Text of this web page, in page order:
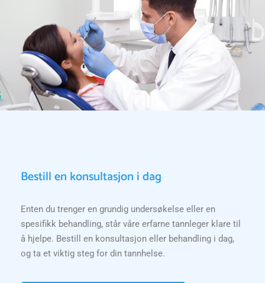
Bestill en konsultasjon i dag
Enten du trenger en grundig undersøkelse eller en
spesifikk behandling, står våre erfarne tannleger klare til
å hjelpe. Bestill en konsultasjon eller behandling i dag,
og ta et viktig steg for din tannhelse.